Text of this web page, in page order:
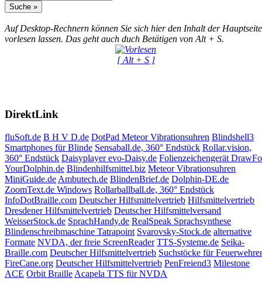
Auf Desktop-Rechnern können Sie sich hier den Inhalt der Hauptseite
vorlesen lassen. Das geht auch duch Betätigen von Alt + S.
[ Alt + S ]
DirektLink
fluSoft.de B H V D.de DotPad Meteor Vibrationsuhren Blindshell3
Smartphones für Blinde Sensaball.de, 360° Endstück Rollar.vision,
360° Endstück Daisyplayer evo-Daisy.de Folienzeichengerät
YourDolphin.de Blindenhilfsmittel.biz Meteor Vibrationsuhren
MiniGuide.de Ambutech.de BlindenBrief.de Dolphin-DE.de
ZoomText.de Windows Rollarballball.de, 360° Endstück
InfoDotBraille.com Deutscher Hilfsmittelvertrieb Hilfsmittelvertrieb
Dresdener Hilfsmittelvertrieb Deutscher Hilfsmittelversand
WeisserStock.de SprachHandy.de RealSpeak Sprachsynthese
Blindenschreibmaschine Tatrapoint Svarovsky-Stock.de alternative
Formate NVDA, der freie ScreenReader TTS-Systeme.de Seika-
Braille.com Deutscher Hilfsmittelvertrieb Suchstöcke für
FireCane.org Deutscher Hilfsmittelvertrieb PenFreiend3 Milestone
ACE Orbit Braille Acapela TTS für NVDA